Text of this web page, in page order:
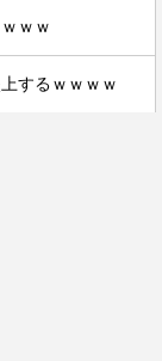
ｗｗ
するｗｗｗｗ